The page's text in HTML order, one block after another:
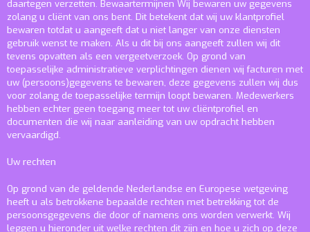
daartegen verzetten. Bewaartermijnen Wij bewaren uw gegevens
zolang u cliënt van ons bent. Dit betekent dat wij uw klantprofiel
bewaren totdat u aangeeft dat u niet langer van onze diensten
gebruik wenst te maken. Als u dit bij ons aangeeft zullen wij dit
tevens opvatten als een vergeetverzoek. Op grond van
toepasselijke administratieve verplichtingen dienen wij facturen met
uw (persoons)gegevens te bewaren, deze gegevens zullen wij dus
voor zolang de toepasselijke termijn loopt bewaren. Medewerkers
hebben echter geen toegang meer tot uw cliëntprofiel en
documenten die wij naar aanleiding van uw opdracht hebben
vervaardigd.
Uw rechten
Op grond van de geldende Nederlandse en Europese wetgeving
heeft u als betrokkene bepaalde rechten met betrekking tot de
persoonsgegevens die door of namens ons worden verwerkt. Wij
leggen u hieronder uit welke rechten dit zijn en hoe u zich op deze